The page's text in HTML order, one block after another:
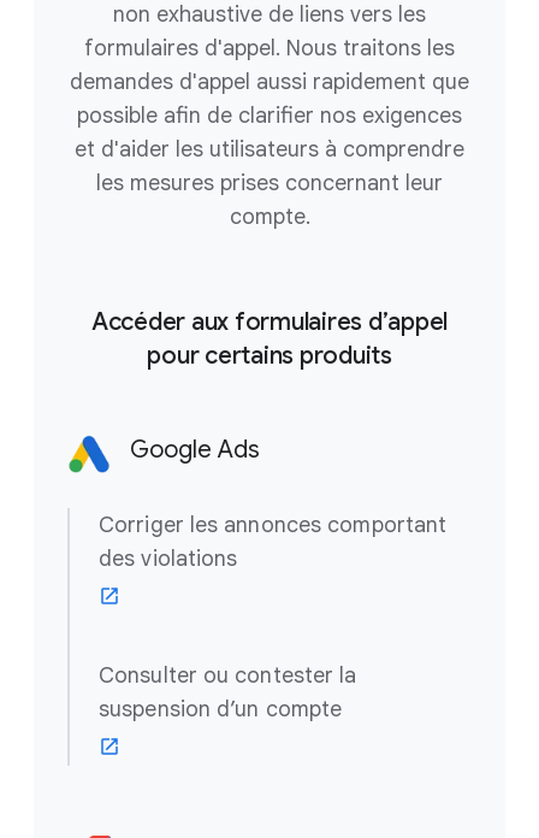
non exhaustive de liens vers les
formulaires d'appel. Nous traitons les
demandes d'appel aussi rapidement que
possible afin de clarifier nos exigences
et d'aider les utilisateurs à comprendre
les mesures prises concernant leur
compte.
Accéder aux formulaires d’appel
pour certains produits
Google Ads
Corriger les annonces comportant
des violations
Consulter ou contester la
suspension d’un compte